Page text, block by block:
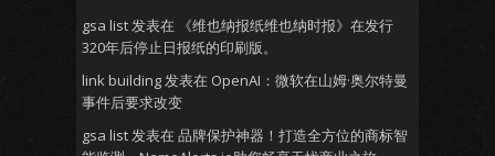
gsa list发表在
《维也纳报纸维也纳时报》在发行
320年后停止日报纸的印刷版。
link building发表在 OpenAI：微软在山姆·奥尔特曼
事件后要求改变
gsa list发表在 品牌保护神器！打造全方位的商标智